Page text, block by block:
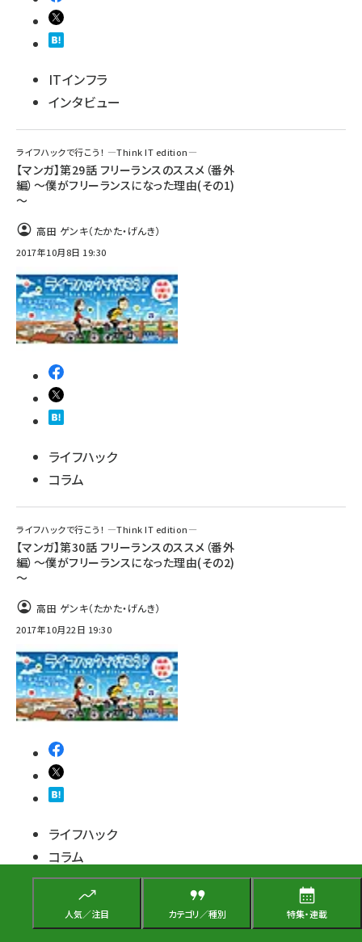
人気／注目 カテゴリ／種別 特集・連載
ITインフラ
インタビュー
ライフハックで行こう！ ―Think IT edition―
【マンガ】第29話 フリーランスのススメ（番外
編）～僕がフリーランスになった理由(その1)
～
高田 ゲンキ（たかた・げんき）
2017年10月8日 19:30
ライフハック
コラム
ライフハックで行こう！ ―Think IT edition―
【マンガ】第30話 フリーランスのススメ（番外
編）～僕がフリーランスになった理由(その2)
～
高田 ゲンキ（たかた・げんき）
2017年10月22日 19:30
ライフハック
コラム
【マンガ】第31話 フリーランスのススメ（その